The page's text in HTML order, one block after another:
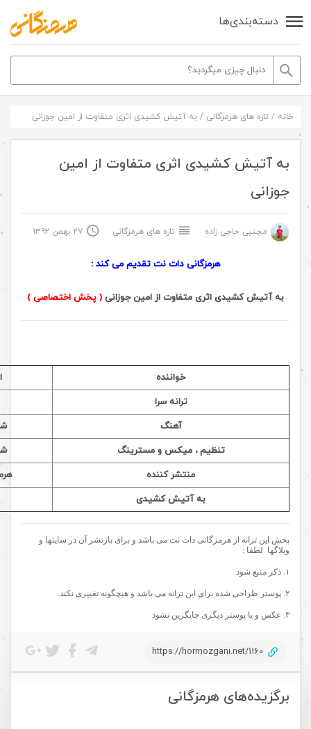
دسته‌بندی‌ها
برگزیده‌های هرمزگانی
خانه / تازه های هرمزگانی / به آتیش کشیدی اثری متفاوت از امین جوزانی
به آتیش کشیدی اثری متفاوت از امین
جوزانی
مجتبی حاجی زاده تازه های هرمزگانی ۲۷ بهمن ۱۳۹۲
هرمزگانی دات نت تقدیم می کند :
به آتیش کشیدی اثری متفاوت از امین جوزانی ( پخش اختصاصی )
خواننده
ترانه سرا
آهنگ
تنظیم ، میکس و مسترینگ
منتشر کننده
به آتیش کشیدی
پخش این ترانه از هرمزگانی دات نت می باشد و برای بازنشر آن در سایتها و
وبلاگها لطفا :
۱. ذکر منبع شود.
۲. پوستر طراحی شده برای این ترانه می باشد و هیچگونه تغییری نکند.
۳. عکس و یا پوستر دیگری جایگزین نشود
https://hormozgani.net/1160